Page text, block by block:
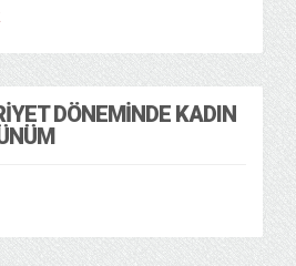
DÖNEMINDE KADIN